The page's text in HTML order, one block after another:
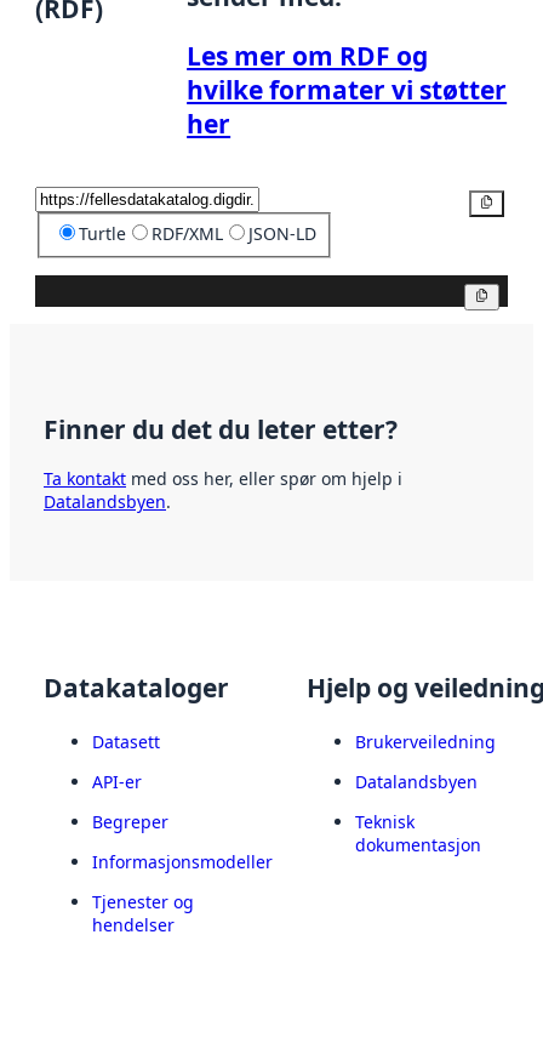
(RDF)
Les mer om RDF og
hvilke formater vi støtter
her
Turtle RDF/XML JSON-LD
Finner du det du leter etter?
Ta kontakt med oss her, eller spør om hjelp i
Datalandsbyen.
Datakataloger
Datasett
API-er
Begreper
Informasjonsmodeller
Tjenester og
hendelser
Hjelp og
Brukerveiledning
Datalandsbyen
Teknisk
dokumentasjon